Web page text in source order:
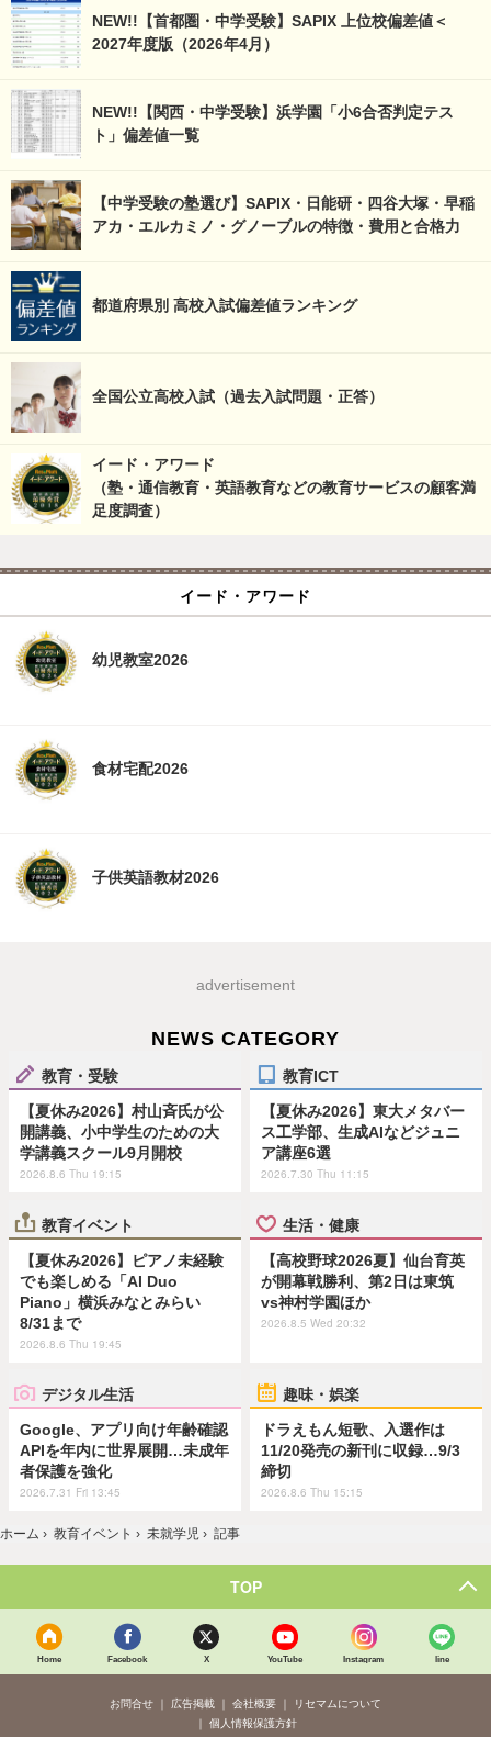
NEW!!【首都圏・中学受験】SAPIX 上位校偏差値＜
2027年度版（2026年4月）
NEW!!【関西・中学受験】浜学園「小6合否判定テス
ト」偏差値一覧
【中学受験の塾選び】SAPIX・日能研・四谷大塚・早稲
アカ・エルカミノ・グノーブルの特徴・費用と合格力
都道府県別 高校入試偏差値ランキング
全国公立高校入試（過去入試問題・正答）
イード・アワード
（塾・通信教育・英語教育などの教育サービスの顧客満
足度調査）
イード・アワード
幼児教室2026
食材宅配2026
子供英語教材2026
advertisement
NEWS CATEGORY
教育・受験
【夏休み2026】村山斉氏が公
開講義、小中学生のための大
学講義スクール9月開校
2026.8.6 Thu 19:15
教育ICT
【夏休み2026】東大メタバー
ス工学部、生成AIなどジュニ
ア講座6選
2026.7.30 Thu 11:15
教育イベント
【夏休み2026】ピアノ未経験
でも楽しめる「AI Duo
Piano」横浜みなとみらい
8/31まで
2026.8.6 Thu 19:45
生活・健康
【高校野球2026夏】仙台育英
が開幕戦勝利、第2日は東筑
vs神村学園ほか
2026.8.5 Wed 20:32
デジタル生活
Google、アプリ向け年齢確認
APIを年内に世界展開…未成年
者保護を強化
2026.7.31 Fri 13:45
趣味・娯楽
ドラえもん短歌、入選作は
11/20発売の新刊に収録…9/3
締切
2026.8.6 Thu 15:15
ホーム › 教育イベント › 未就学児 › 記事
TOP
Home Facebook X YouTube Instagram line
お問合せ 広告掲載 会社概要
リセマムについて
個人情報保護方針